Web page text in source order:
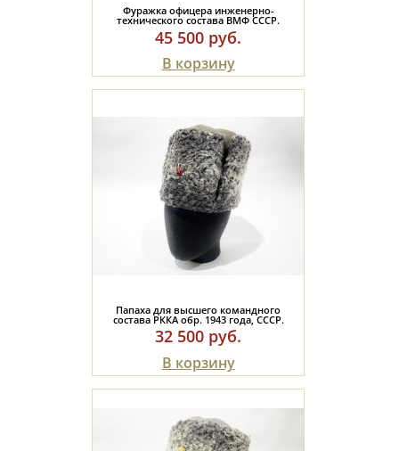
Фуражка офицера инженерно-
технического состава ВМФ СССР.
45 500 руб.
В корзину
Папаха для высшего командного
состава РККА обр. 1943 года, СССР.
32 500 руб.
В корзину